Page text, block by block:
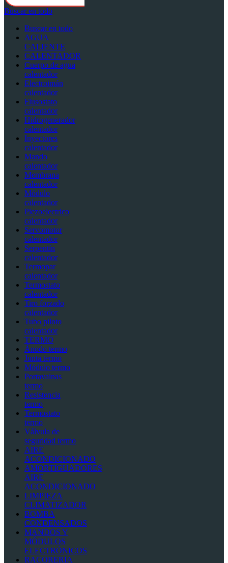
Buscar en todo
Buscar en todo
AGUA
CALIENTE
CALENTADOR
Cuerpo de agua
calentador
Electroimán
calentador
Flusostato
calentador
Hidrogenerador
calentador
Inyectores
calentador
Mando
calentador
Membrana
calentador
Módulo
calentador
Piezoelectrico
calentador
Servomotor
calentador
Serpentín
calentador
Termopar
calentador
Termostato
calentador
Tiro forzado
calentador
Tubo piloto
calentador
TERMO
Ánodo termo
Junta termo
Módulo termo
Portavainas
termo
Resistencia
termo
Termostato
termo
Válvula de
seguridad termo
AIRE
ACONDICIONADO
AMORTIGUADORES
AIRE
ACONDICIONADO
LIMPIEZA
CLIMATIZADOR
BOMBA
CONDENSADOS
MANDOS Y
MÓDULOS
ELECTRÓNICOS
RACORERIA